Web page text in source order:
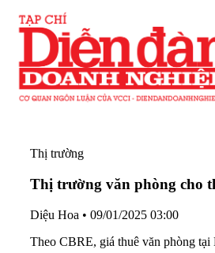
Thị trường
Thị trường văn phòng cho
Diệu Hoa • 09/01/2025 03:00
Theo CBRE, giá thuê văn phòng